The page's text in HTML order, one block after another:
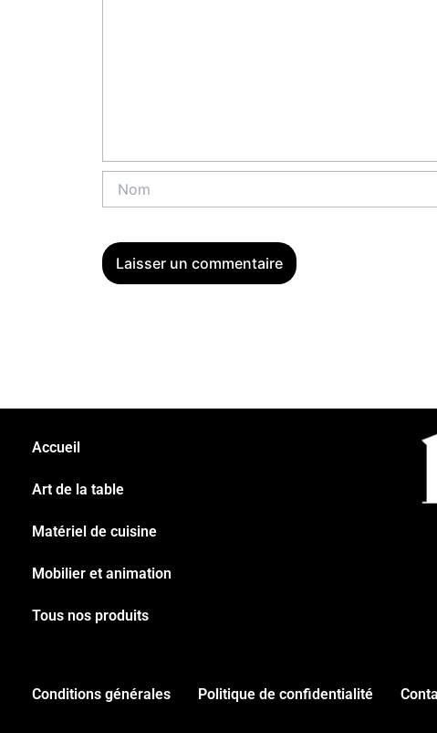
Accueil
Art de la table
Matériel de cuisine
Mobilier et animation
Tous nos produits
Conditions générales Politique de confidentialité